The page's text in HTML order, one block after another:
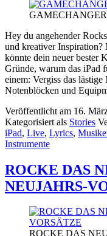
Hey du angehender
und kreativer Inspiration?
könnte dein neuer bester
Gründe, warum das iPad
einem: Vergiss das
Notenblöcken und
Veröffentlicht am 16.
Kategorisiert als Stories
iPad, Live, Lyrics,
Instrumente
ROCKE DAS
NEUJAHRS-
ROCKE DAS